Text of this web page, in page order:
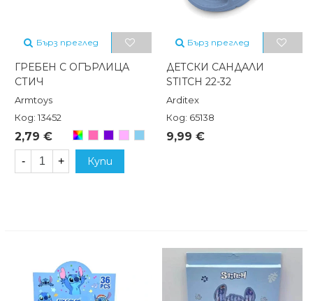
Бърз преглед
ГРЕБЕН С ОГЪРЛИЦА
СТИЧ
Armtoys
Код: 13452
2,79 €
Произволен/Светлорозов
Светлосин
- + Купи
Бърз преглед
ДЕТСКИ САНДАЛИ
STITCH 22-32
Arditex
Код: 65138
9,99 €